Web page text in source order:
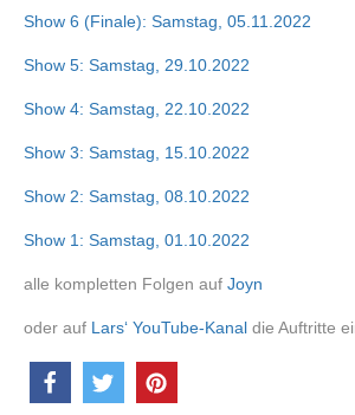
Show 6 (Finale): Samstag, 05.11.2022
Show 5: Samstag, 29.10.2022
Show 4: Samstag, 22.10.2022
Show 3: Samstag, 15.10.2022
Show 2: Samstag, 08.10.2022
Show 1: Samstag, 01.10.2022
alle kompletten Folgen auf Joyn
oder auf Lars‘ YouTube-Kanal die Auftritte